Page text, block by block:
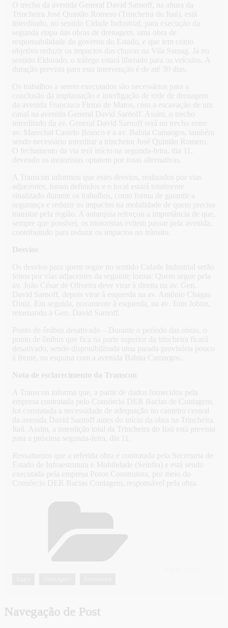
O trecho da avenida General David Sarnoff, na altura da
Trincheira José Quintão Romero (Trincheira do Itaú), está
interditado, no sentido Cidade Industrial, para execução da
segunda etapa das obras de drenagem, uma obra de
responsabilidade do governo do Estado, e que tem como
objetivo reduzir os impactos das chuvas na Vila Samag. Já no
sentido Eldorado, o tráfego estará liberado para os veículos. A
duração prevista para esta intervenção é de até 30 dias.
Os trabalhos a serem executados são necessários para a
conclusão da implantação e interligação de rede de drenagem
da avenida Francisco Firmo de Matos, com a escavação de um
canal na avenida General David Sarnoff. Assim, o trecho
interditado da av. General David Sarnoff será no trecho entre
av. Marechal Castelo Branco e a av. Babita Camargos, também
sendo necessário interditar a trincheira José Quintão Romero.
O fechamento da via terá início na segunda-feira, dia 11,
devendo os motoristas optarem por rotas alternativas.
A Transcon informou que estes desvios, realizados por vias
adjacentes, foram definidos e o local estará totalmente
sinalizado durante os trabalhos, como forma de garantir a
segurança e reduzir os impactos na mobilidade de quem precisa
transitar pela região. A autarquia reforçou a importância de que,
sempre que possível, os motoristas evitem passar pela avenida,
contribuindo para reduzir os impactos no trânsito.
Desvios
Os desvios para quem segue no sentido Cidade Industrial serão
feitos por vias adjacentes da seguinte forma: Quem segue pela
av. João César de Oliveira deve virar à direita na av. Gen.
David Sarnoff, depois virar à esquerda na av. Antônio Chagas
Diniz. Em seguida, novamente à esquerda, na av. Tom Jobim,
retornando à Gen. David Sarnoff.
Ponto de ônibus desativado – Durante o período das obras, o
ponto de ônibus que fica na parte superior da trincheira ficará
desativado, sendo disponibilizada uma parada provisória pouco
à frente, na esquina com a avenida Babita Camargos.
Nota de esclarecimento da Transcon
A Transcon informa que, a partir de dados fornecidos pela
empresa contratada pelo Consórcio DER Bacias de Contagem,
foi constatada a necessidade de adequação no canteiro central
da avenida David Sarnoff antes do início da obra na Trincheira
Itaú. Assim, a interdição total da Trincheira do Itaú está prevista
para a próxima segunda-feira, dia 11.
Ressaltamos que a referida obra é contratada pela Secretaria de
Estado de Infraestrutura e Mobilidade (Seinfra) e está sendo
executada pela empresa Poros Construtora, por meio do
Consórcio DER Bacias Contagem, responsável pela obra.
Navegação de Post